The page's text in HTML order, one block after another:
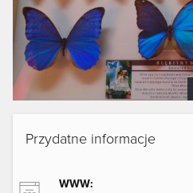
Przydatne informacje
WWW: